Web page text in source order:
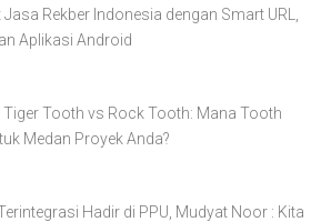
Rekber Indonesia dengan Smart URL,
Aplikasi Android
Tooth vs Rock Tooth: Mana Tooth
Medan Proyek Anda?
Hadir di PPU, Mudyat Noor : Kita